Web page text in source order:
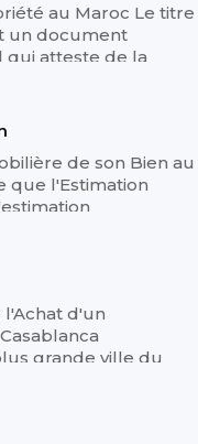
au Maroc Le titre
un document
qui atteste de la
de son Bien au
que l'Estimation
l'Achat d'un
grande ville du